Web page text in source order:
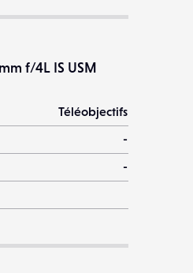
f/4L IS USM
Téléobjectifs
-
-